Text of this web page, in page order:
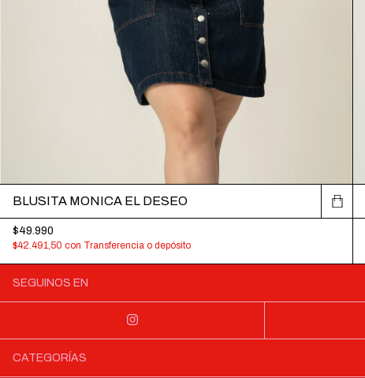
BLUSITA MONICA EL DESEO
$49.990
$42.491,50 con Transferencia o depósito
SEGUINOS EN
CATEGORÍAS